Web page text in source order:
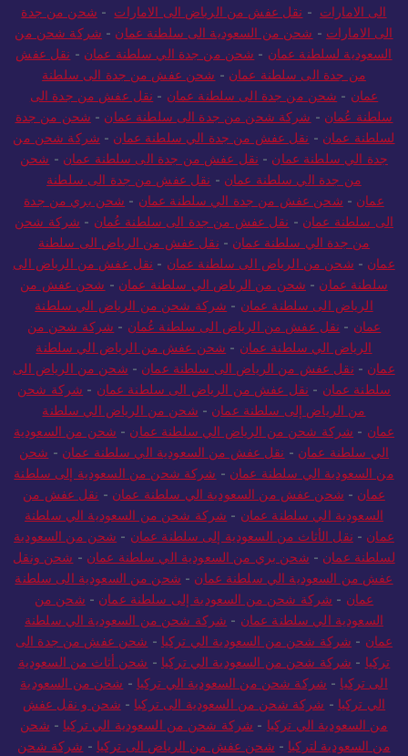
الى الامارات - نقل عفش من الرياض الى الامارات - شحن من جدة
الى الامارات - شحن من السعودية الى سلطنة عمان - شركة شحن من
السعودية لسلطنة عمان - شحن من جدة الي سلطنة عمان - نقل عفش
من جدة الى سلطنة عمان - شحن عفش من جدة الى سلطنة
عمان - شحن من جدة الى سلطنة عمان - نقل عفش من جدة الى
سلطنة عُمان - شركة شحن من جدة الى سلطنة عمان - شحن من جدة
لسلطنة عمان - نقل عفش من جدة الي سلطنة عمان - شركة شحن من
جدة الي سلطنة عمان - نقل عفش من جدة الى سلطنة عمان - شحن
من جدة الي سلطنة عمان - نقل عفش من جدة الى سلطنة
عمان - شحن عفش من جدة الي سلطنة عمان - شحن بري من جدة
الى سلطنة عمان - نقل عفش من جدة الى سلطنة عُمان - شركة شحن
من جدة الي سلطنة عمان - نقل عفش من الرياض الى سلطنة
عمان - شحن من الرياض الى سلطنة عمان - نقل عفش من الرياض الى
سلطنة عمان - شحن من الرياض الي سلطنة عمان - شحن عفش من
الرياض الى سلطنة عمان - شركة شحن من الرياض الي سلطنة
عمان - نقل عفش من الرياض الى سلطنة عُمان - شركة شحن من
الرياض الي سلطنة عمان - شحن عفش من الرياض الي سلطنة
عمان - نقل عفش من الرياض الى سلطنة عمان - شحن من الرياض الى
سلطنة عمان - نقل عفش من الرياض الى سلطنة عمان - شركة شحن
من الرياض إلى سلطنة عمان - شحن من الرياض الي سلطنة
عمان - شركة شحن من الرياض الي سلطنة عمان - شحن من السعودية
الي سلطنة عمان - نقل عفش من السعودية الي سلطنة عمان - شحن
من السعودية الي سلطنة عمان - شركة شحن من السعودية إلى سلطنة
عمان - شحن عفش من السعودية الي سلطنة عمان - نقل عفش من
السعودية الي سلطنة عمان - شركة شحن من السعودية الي سلطنة
عمان - نقل الأثاث من السعودية إلى سلطنة عمان - شحن من السعودية
لسلطنة عمان - شحن بري من السعودية الي سلطنة عمان - شحن ونقل
عفش من السعودية الي سلطنة عمان - شحن من السعودية الى سلطنة
عمان - شركة شحن من السعودية إلى سلطنة عمان - شحن من
السعودية الي سلطنة عمان - شركة شحن من السعودية الي سلطنة
عمان - شركة شحن من السعودية الي تركيا - شحن عفش من جدة الى
تركيا - شركة شحن من السعودية الي تركيا - شحن أثاث من السعودية
الى تركيا - شركة شحن من السعودية الي تركيا - شحن من السعودية
الي تركيا - شركة شحن من السعودية الى تركيا - شحن و نقل عفش
من السعودية الي تركيا - شركة شحن من السعودية الي تركيا - شحن
من السعودية لتركيا - شحن عفش من الرياض الى تركيا - شركة شحن